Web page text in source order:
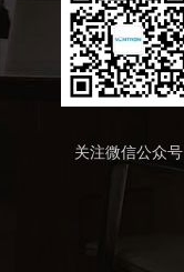
关注微信公众号